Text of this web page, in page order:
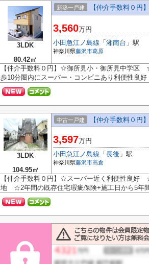
3LDK
80.42㎡
新築一戸建 【仲介手数料０
3,560万円
小田急江ノ島線 「 湘南台 」駅
神奈川県藤沢市葛原
【仲介手数料０円】☆御所見小・御所見中学
歩10分圏内にスーパー・コンビニあり利便性
3LDK
104.95㎡
中古一戸建 【仲介手数料０
3,597万円
小田急江ノ島線 「 長後 」駅
神奈川県藤沢市高倉
【仲介手数料０円】☆スーパー近く利便性良
地 ☆2年間の既存住宅瑕疵保険+施工日から5